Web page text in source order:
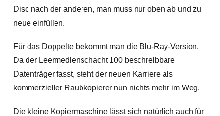
Disc nach der anderen, man muss nur oben ab und zu
neue einfüllen.
Für das Doppelte bekommt man die Blu-Ray-Version.
Da der Leermedienschacht 100 beschreibbare
Datenträger fasst, steht der neuen Karriere als
kommerzieller Raubkopierer nun nichts mehr im Weg.
Die kleine Kopiermaschine lässt sich natürlich auch für